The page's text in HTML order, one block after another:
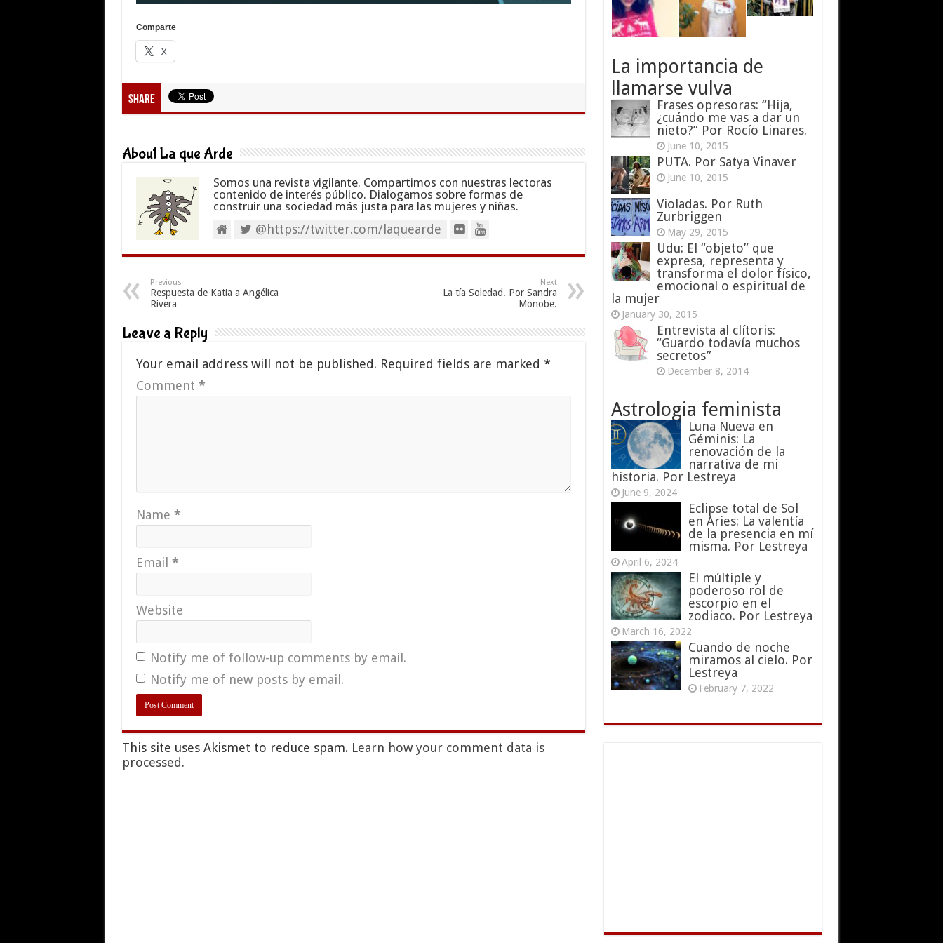
Comparte
X
Share
About La que Arde
Somos una revista vigilante. Compartimos con nuestras lectoras
contenido de interés público. Dialogamos sobre formas de
construir una sociedad más justa para las mujeres y niñas.
@https://twitter.com/laquearde
Previous
Respuesta de Katia a Angélica
Rivera
Next
La tía Soledad. Por Sandra
Monobe.
Leave a Reply
Your email address will not be published. Required fields are marked *
Comment *
Name *
Email *
Website
Notify me of follow-up comments by email.
Notify me of new posts by email.
This site uses Akismet to reduce spam. Learn how your comment data is
processed.
La importancia de
llamarse vulva
Frases opresoras: “Hija,
¿cuándo me vas a dar un
nieto?” Por Rocío Linares.
June 10, 2015
PUTA. Por Satya Vinaver
June 10, 2015
Violadas. Por Ruth
Zurbriggen
May 29, 2015
Udu: El “objeto” que
expresa, representa y
transforma el dolor físico,
emocional o espiritual de
la mujer
January 30, 2015
Entrevista al clítoris:
“Guardo todavía muchos
secretos”
December 8, 2014
Astrologia feminista
Luna Nueva en
Géminis: La
renovación de la
narrativa de mi
historia. Por Lestreya
June 9, 2024
Eclipse total de Sol
en Aries: La valentía
de la presencia en mí
misma. Por Lestreya
April 6, 2024
El múltiple y
poderoso rol de
escorpio en el
zodiaco. Por Lestreya
March 16, 2022
Cuando de noche
miramos al cielo. Por
Lestreya
February 7, 2022